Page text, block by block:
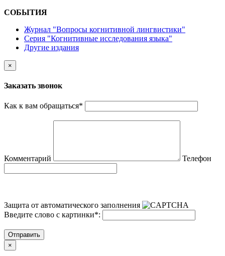
СОБЫТИЯ
Журнал "Вопросы когнитивной лингвистики"
Серия "Когнитивные исследования языка"
Другие издания
×
Заказать звонок
Как к вам обращаться*
Комментарий Телефон
Защита от автоматического заполнения
Введите слово с картинки*:
Отправить
×